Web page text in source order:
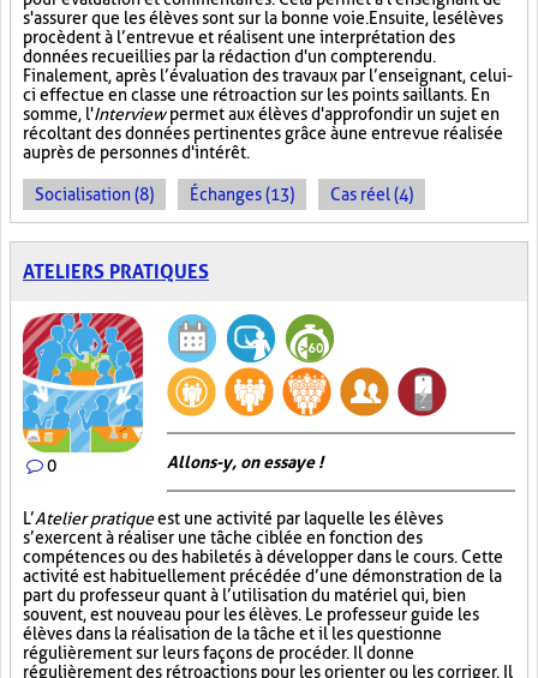
s'assurer que les élèves sont sur la bonne voie. Ensuite, les élèves
procèdent à l’entrevue et réalisent une interprétation des
données recueillies par la rédaction d'un compte rendu.
Finalement, après l’évaluation des travaux par l’enseignant, celui-
ci effectue en classe une rétroaction sur les points saillants. En
somme, l'Interviewpermet aux élèves d'approfondir un sujet en
récoltant des données pertinentes grâce à une entrevue réalisée
auprès de personnes d'intérêt.
Socialisation (8) Échanges (13) Cas réel (4)
ATELIERS PRATIQUES
0 Allons-y, on essaye !
L’Atelier pratiqueest une activité par laquelle les élèves
s’exercent à réaliser une tâche ciblée en fonction des
compétences ou des habiletés à développer dans le cours. Cette
activité est habituellement précédée d’une démonstration de la
part du professeur quant à l’utilisation du matériel qui, bien
souvent, est nouveau pour les élèves. Le professeur guide les
élèves dans la réalisation de la tâche et il les questionne
régulièrement sur leurs façons de procéder. Il donne
régulièrement des rétroactions pour les orienter ou les corriger. Il